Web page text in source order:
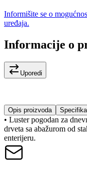
Informišite se o
uređaja.
Informacije o
Uporedi
Opis proizvoda
• Luster pogodan za
drveta sa abažurom od
enterijeru.